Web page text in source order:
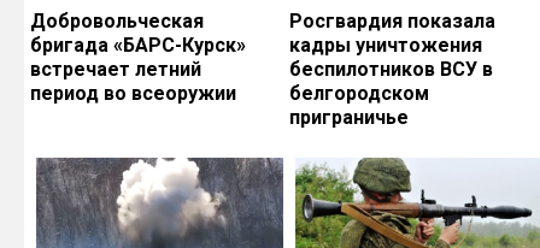
Добровольческая
бригада «БАРС-Курск»
встречает летний
период во всеоружии
Росгвардия показала
кадры уничтожения
беспилотников ВСУ в
белгородском
приграничье